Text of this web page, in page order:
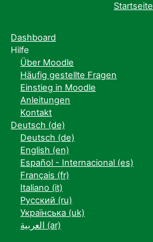
Startseite
Dashboard
Hilfe
Über Moodle
Häufig gestellte Fragen
Einstieg in Moodle
Anleitungen
Kontakt
Deutsch ‎(de)‎
Deutsch ‎(de)‎
English ‎(en)‎
Español - Internacional ‎(es)‎
Français ‎(fr)‎
Italiano ‎(it)‎
Русский ‎(ru)‎
Українська ‎(uk)‎
العربية ‎(ar)‎